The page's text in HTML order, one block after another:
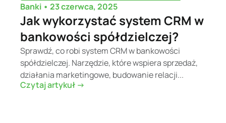
Banki • 23 czerwca, 2025
Jak wykorzystać system CRM w
bankowości spółdzielczej?
Sprawdź, co robi system CRM w bankowości
spółdzielczej. Narzędzie, które wspiera sprzedaż,
działania marketingowe, budowanie relacji...
Czytaj artykuł ->